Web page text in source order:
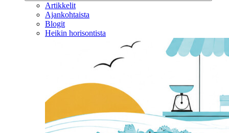
Artikkelit
Ajankohtaista
Blogit
Heikin horisontista